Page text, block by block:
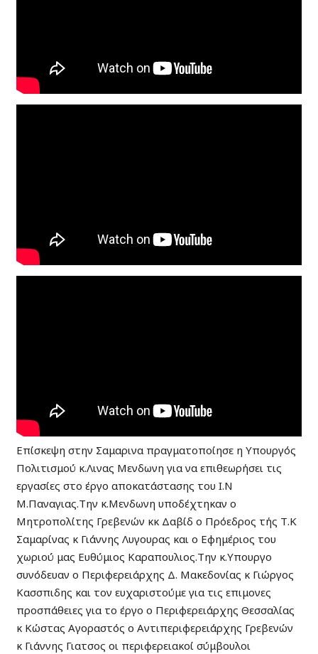
Επίσκεψη στην Σαμαρινα πραγματοποίησε η Υπουργός
Πολιτισμού κ.Λινας Μενδωνη για να επιθεωρήσει τις
εργασίες στο έργο αποκατάστασης του Ι.Ν
Μ.Παναγιας.Την κ.Μενδωνη υποδέχτηκαν ο
Μητροπολίτης Γρεβενών κκ Δαβίδ ο Πρόεδρος τής Τ.Κ
Σαμαρίνας κ Γιάννης Λυγουρας και ο Εφημέριος του
χωριού μας Ευθύμιος Καραπουλιος.Την κ.Υπουργο
συνόδευαν ο Περιφερειάρχης Δ. Μακεδονίας κ Γιώργος
Κασσπιδης και τον ευχαριστούμε για τις επιμονες
προσπάθειες για το έργο ο Περιφερειάρχης Θεσσαλίας
κ Κώστας Αγοραστός ο Αντιπεριφερειάρχης Γρεβενών
κ Γιάννης Γιατσος οι περιφερειακοί σύμβουλοι